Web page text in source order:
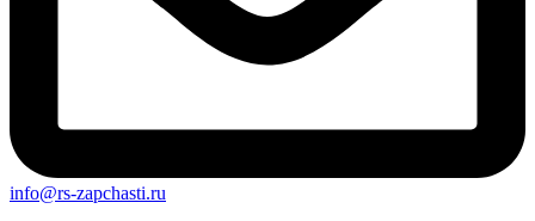
info@rs-zapchasti.ru